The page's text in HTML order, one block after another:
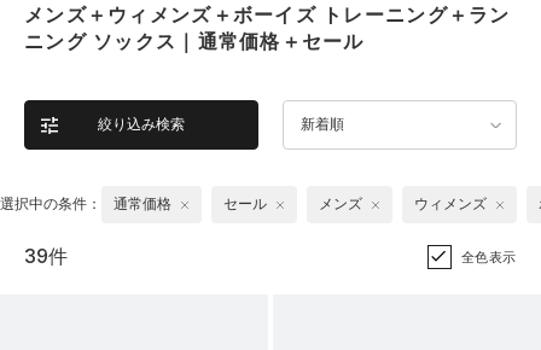
メンズ＋ウィメンズ＋ボーイズ トレーニング＋ラン
ニング ソックス｜通常価格＋セール
絞り込み検索 新着順
選択中の条件： 通常価格 セール メンズ ウィメンズ
39件 全色表示